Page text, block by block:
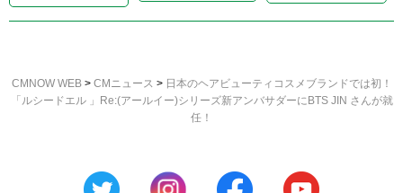
CMNOW WEB> CMニュース > ⽇本のヘアビューティコスメブランドでは初！
「ルシードエル 」Re:(アールイー)シリーズ新アンバサダーにBTS JIN さんが就
任！